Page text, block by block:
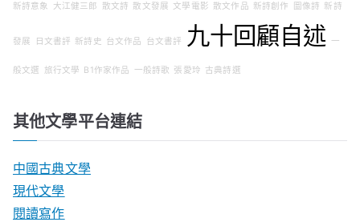
新詩意象 大江健三郎 散文詩 散文發展 文學電影 散文作品 新詩創作 圖像詩 新詩
發展 日文書評 新詩史 台文作品 台文書評 九十回顧自述 一
般文選 旅行文學 B1作家作品 一般詩歌 張愛玲 古典詩選
其他文學平台連結
中國古典文學
現代文學
閱讀寫作